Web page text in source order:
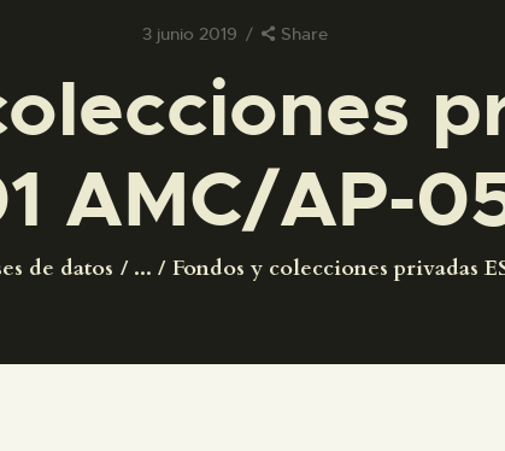
3 junio 2019 Share
AMC/AP-
de datos ... Fondos y colecciones privadas
ESPAÑOL